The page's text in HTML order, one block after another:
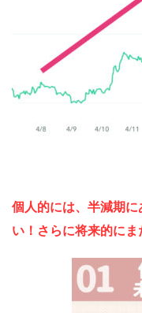
個人的には、半減期
い！さらに将来的にま